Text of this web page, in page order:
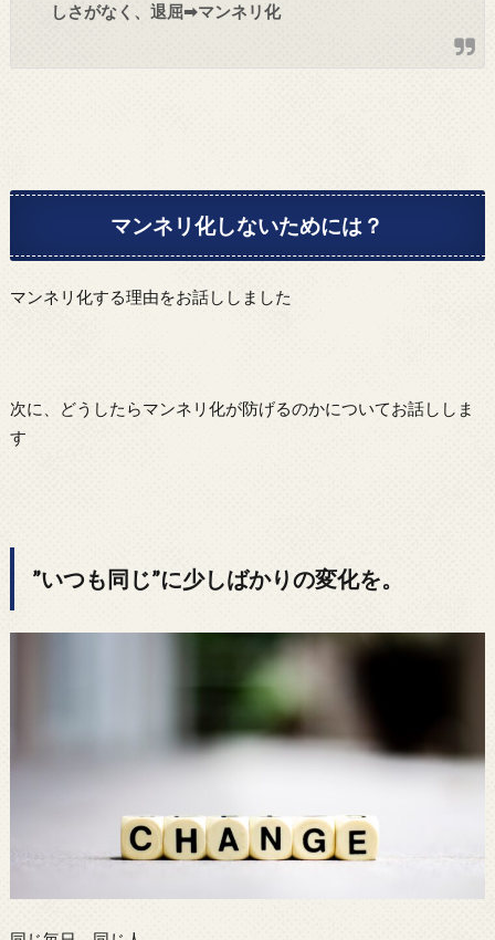
しさがなく、退屈➡マンネリ化
マンネリ化しないためには？
マンネリ化する理由をお話ししました
次に、どうしたらマンネリ化が防げるのかについてお話ししま
す
”いつも同じ”に少しばかりの変化を。